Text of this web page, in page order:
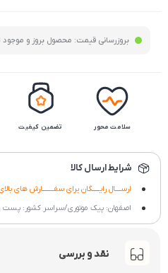
بروزرسانی قیمت: محصول بروز و
سلامت محور تضمین کیفیت
شرایط ارسال کالا
ارســــال رایـــــگان برای سفــــــــارش های بالای 4.000,000
اصفهان: پیک موتوری/سراسر کشور: پست
نقد و بررسی